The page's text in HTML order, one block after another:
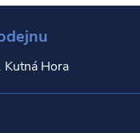
Hora